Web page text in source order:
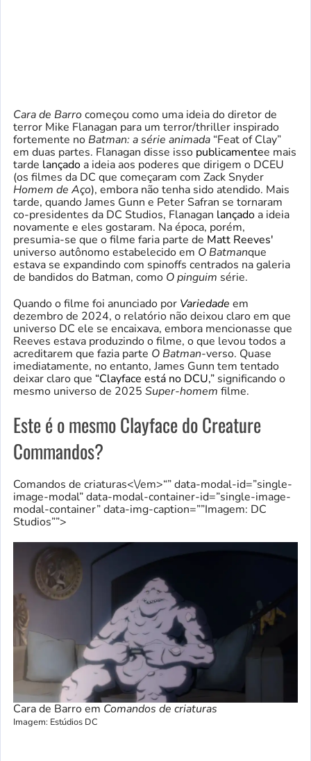
Cara de Barrocomeçou como uma ideia do diretor de
terror Mike Flanagan para um terror/thriller inspirado
fortemente no Batman: a série animada “Feat of Clay”
em duas partes. Flanagan disse isso publicamentee mais
tarde lançado a ideia aos poderes que dirigem o DCEU
(os filmes da DC que começaram com Zack Snyder
Homem de Aço), embora não tenha sido atendido. Mais
tarde, quando James Gunn e Peter Safran se tornaram
co-presidentes da DC Studios, Flanagan lançado a ideia
novamente e eles gostaram. Na época, porém,
presumia-se que o filme faria parte de Matt Reeves'
universo autônomo estabelecido em O Batmanque
estava se expandindo com spinoffs centrados na galeria
de bandidos do Batman, como O pinguim série.
Quando o filme foi anunciado por Variedade em
dezembro de 2024, o relatório não deixou claro em que
universo DC ele se encaixava, embora mencionasse que
Reeves estava produzindo o filme, o que levou todos a
acreditarem que fazia parte O Batman-verso. Quase
imediatamente, no entanto, James Gunn tem tentado
deixar claro que “Clayface está no DCU,” significando o
mesmo universo de 2025 Super-homem filme.
Este é o mesmo Clayface do Creature
Commandos?
Comandos de criaturas<\/em>“” data-modal-id=”single-
image-modal” data-modal-container-id=”single-image-
modal-container” data-img-caption=””Imagem: DC
Studios””>
Cara de Barro em Comandos de criaturas
Imagem: Estúdios DC